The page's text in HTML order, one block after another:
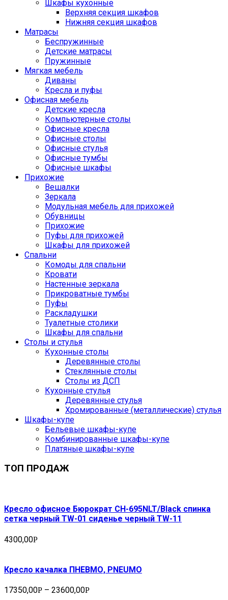
Шкафы кухонные
Верхняя секция шкафов
Нижняя секция шкафов
Матрасы
Беспружинные
Детские матрасы
Пружинные
Мягкая мебель
Диваны
Кресла и пуфы
Офисная мебель
Детские кресла
Компьютерные столы
Офисные кресла
Офисные столы
Офисные стулья
Офисные тумбы
Офисные шкафы
Прихожие
Вешалки
Зеркала
Модульная мебель для прихожей
Обувницы
Прихожие
Пуфы для прихожей
Шкафы для прихожей
Спальни
Комоды для спальни
Кровати
Настенные зеркала
Прикроватные тумбы
Пуфы
Раскладушки
Туалетные столики
Шкафы для спальни
Столы и стулья
Кухонные столы
Деревянные столы
Стеклянные столы
Столы из ДСП
Кухонные стулья
Деревянные стулья
Хромированные (металлические) стулья
Шкафы-купе
Бельевые шкафы-купе
Комбинированные шкафы-купе
Платяные шкафы-купе
ТОП ПРОДАЖ
Кресло офисное Бюрократ CH-695NLT/Black спинка
сетка черный TW-01 сиденье черный TW-11
4300,00Р
Кресло качалка ПНЕВМО, PNEUMO
17350,00Р – 23600,00Р